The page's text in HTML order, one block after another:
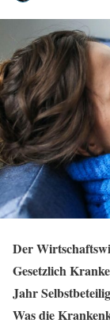
Der
Gesetzlich
Jahr
Was die